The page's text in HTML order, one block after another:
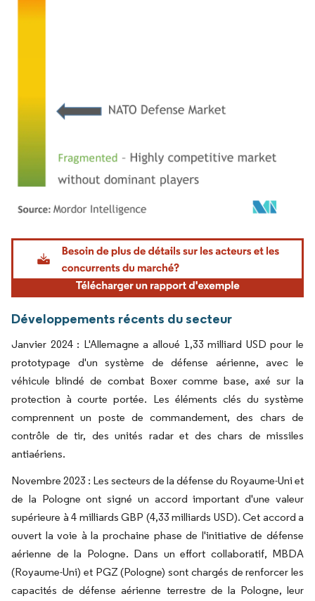
Image © Mordor Intelligence. La réutilisation nécessite une attribution sous CC BY
Développements récents du secteur
Janvier 2024 : L'Allemagne a alloué 1,33 milliard USD pour le
prototypage d'un système de défense aérienne, avec le
véhicule blindé de combat Boxer comme base, axé sur la
protection à courte portée. Les éléments clés du système
comprennent un poste de commandement, des chars de
contrôle de tir, des unités radar et des chars de missiles
antiaériens.
Novembre 2023 : Les secteurs de la défense du Royaume-Uni et
de la Pologne ont signé un accord important d'une valeur
supérieure à 4 milliards GBP (4,33 milliards USD). Cet accord a
ouvert la voie à la prochaine phase de l'initiative de défense
aérienne de la Pologne. Dans un effort collaboratif, MBDA
(Royaume-Uni) et PGZ (Pologne) sont chargés de renforcer les
capacités de défense aérienne terrestre de la Pologne, leur